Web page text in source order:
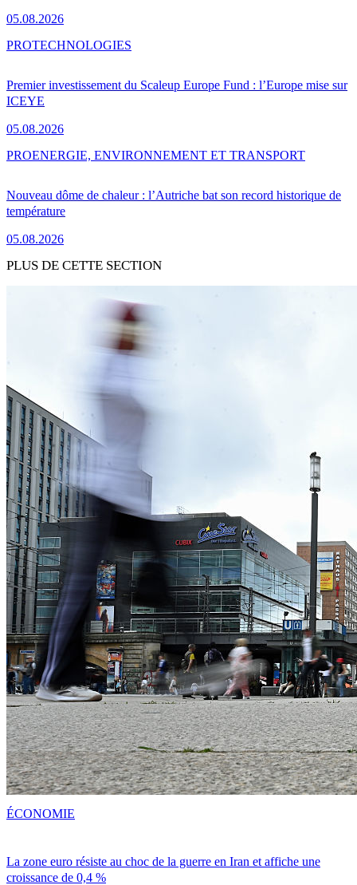
05.08.2026
Premier investissement du Scaleup Europe Fund : l’Europe mise sur
ICEYE
05.08.2026
PROTECHNOLOGIES
Nouveau dôme de chaleur : l’Autriche bat son record historique de
température
05.08.2026
PROENERGIE, ENVIRONNEMENT ET TRANSPORT
PLUS DE CETTE SECTION
La zone euro résiste au choc de la guerre en Iran et affiche une
croissance de 0,4 %
ÉCONOMIE